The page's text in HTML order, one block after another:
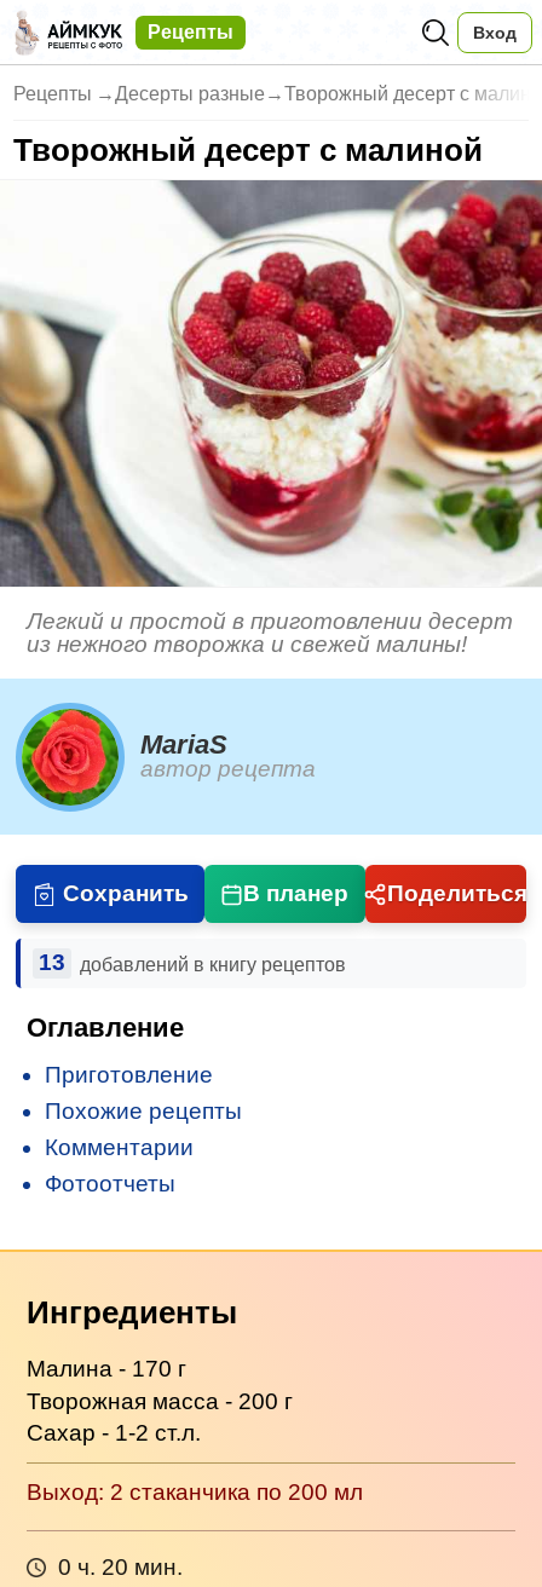
Рецепты Вход
Рецепты →Десерты разные →Творожный десерт с
Творожный десерт с малиной
Легкий и простой в приготовлении десерт
из нежного творожка и свежей малины!
MariaS
автор рецепта
Сохранить В планер Поделиться
13 добавлений в книгу рецептов
Оглавление
Приготовление
Похожие рецепты
Комментарии
Фотоотчеты
Ингредиенты
Малина - 170 г
Творожная масса - 200 г
Сахар - 1-2 ст.л.
Выход: 2 стаканчика по 200 мл
0 ч. 20 мин.